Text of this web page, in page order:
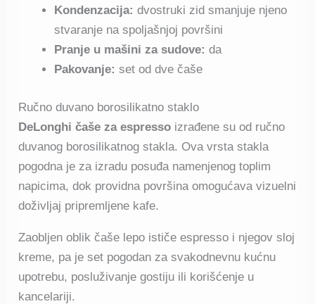
Kondenzacija: dvostruki zid smanjuje njeno
stvaranje na spoljašnjoj površini
Pranje u mašini za sudove: da
Pakovanje: set od dve čaše
Ručno duvano borosilikatno staklo
DeLonghi čaše za espresso izrađene su od ručno
duvanog borosilikatnog stakla. Ova vrsta stakla
pogodna je za izradu posuđa namenjenog toplim
napicima, dok providna površina omogućava vizuelni
doživljaj pripremljene kafe.
Zaobljen oblik čaše lepo ističe espresso i njegov sloj
kreme, pa je set pogodan za svakodnevnu kućnu
upotrebu, posluživanje gostiju ili korišćenje u
kancelariji.